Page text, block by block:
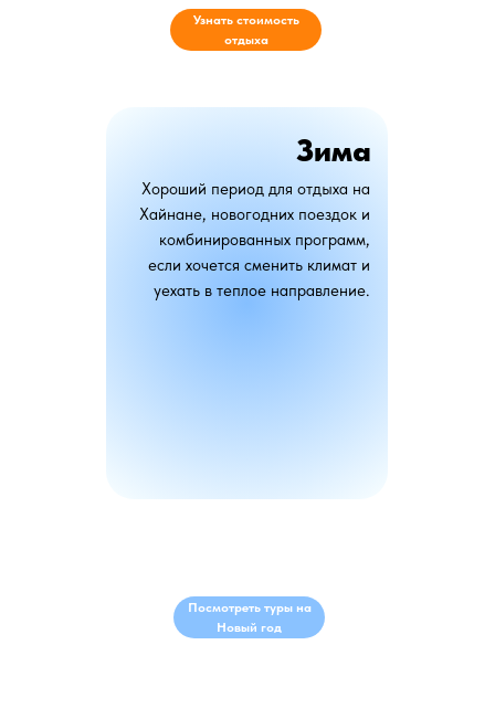
Зима
Хороший период для отдыха на
Хайнане, новогодних поездок и
комбинированных программ,
если хочется сменить климат и
уехать в теплое направление.
Посмотреть туры на
Новый год
Узнать стоимость
отдыха